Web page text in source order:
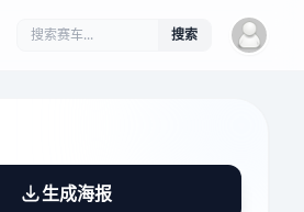
搜索
生成海报